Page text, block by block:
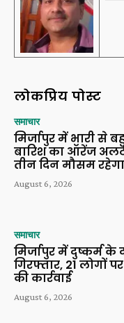
लोकप्रिय पोस्ट
समाचार
मिर्जापुर में भारी से
बारिश का ऑरेंज
तीन दिन मौसम
August 6, 2026
समाचार
मिर्जापुर में दुष्कर्म के
गिरफ्तार, 21 लोगों
की कार्रवाई
August 6, 2026